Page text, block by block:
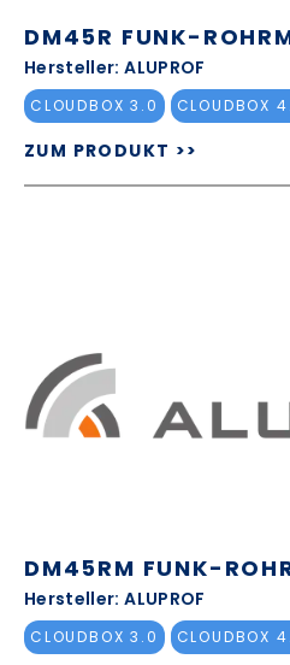
DM45R FUNK-
Hersteller: ALUPROF
CLOUDBOX 3.0 CLOUDBOX
ZUM PRODUKT >>
DM45RM FUNK-
Hersteller: ALUPROF
CLOUDBOX 3.0 CLOUDBOX